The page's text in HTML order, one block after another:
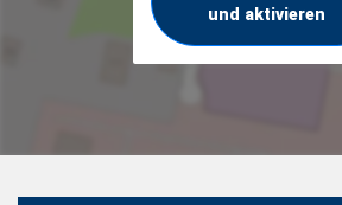
und aktivieren